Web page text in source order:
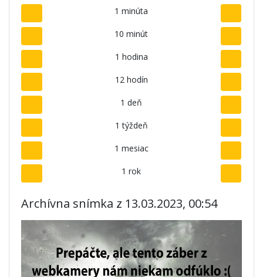
1 minúta
10 minút
1 hodina
12 hodín
1 deň
1 týždeň
1 mesiac
1 rok
Archívna snímka z 13.03.2023, 00:54